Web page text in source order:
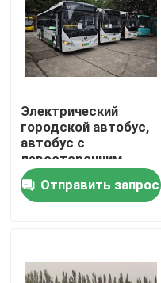
Домой
Продукты
VR-шоу
Электрический
городской автобус,
автобус с
левосторонним
рулем, 51/20 мест
Отправить запрос